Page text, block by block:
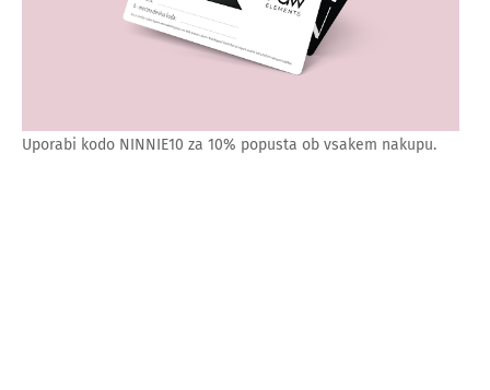
Uporabi kodo NINNIE10 za 10% popusta ob vsakem nakupu.